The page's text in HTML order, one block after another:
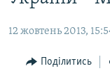
до
основної
Перейти
БЛОГИ
ПОГЛЯД
12 жовтень 2013,
Поділитись